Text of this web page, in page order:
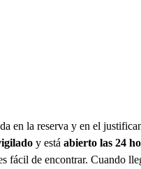
en la reserva y en el
y está abierto las 24
de encontrar. Cuando